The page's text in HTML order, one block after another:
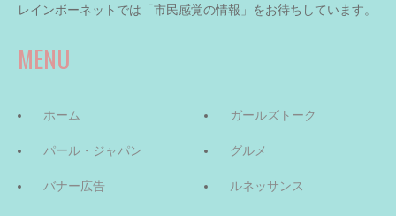
レインボーネットでは「市民感覚の情報」をお待ちしています。
MENU
ホーム
パール・ジャパン
バナー広告
ガールズトーク
グルメ
ルネッサンス